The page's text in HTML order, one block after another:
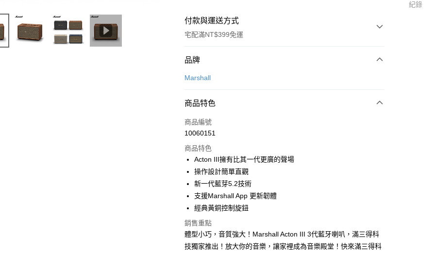
付款與運送方式
宅配滿NT$399免運
付款方式
信用卡一次付款
街口支付
悠遊付
ATM付款
運送方式
每筆NT$130，滿NT$399(含以上)免運費
品牌
Marshall
商品特色
商品編號
10060151
商品特色
Acton III擁有比其一代更廣的聲場
操作設計簡單直觀
新一代藍芽5.2技術
支援Marshall App 更新韌體
經典黃銅控制旋鈕
銷售重點
體型小巧，音質強大！Marshall Acton III 3代藍牙喇叭，滿三得科
技獨家推出！放大你的音樂，讓家裡成為音樂殿堂！快來滿三得科
紀錄